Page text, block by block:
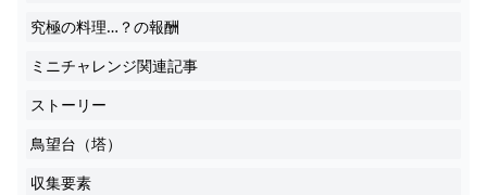
究極の料理…？の報酬
ミニチャレンジ関連記事
ストーリー
鳥望台（塔）
収集要素